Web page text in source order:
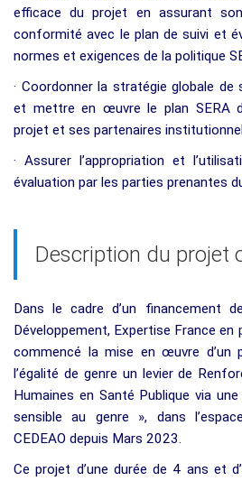
efficace du projet en assurant
conformité avec le plan de suivi et
normes et exigences de la politique
· Coordonner la stratégie globale de
et mettre en œuvre le plan SERA
projet et ses partenaires
· Assurer l’appropriation et
évaluation par les parties prenantes
Description du projet
Dans le cadre d’un financement
Développement, Expertise France en
commencé la mise en œuvre d’un
l’égalité de genre un levier de
Humaines en Santé Publique via
sensible au genre », dans
CEDEAO depuis Mars 2023.
Ce projet d’une durée de 4 ans et